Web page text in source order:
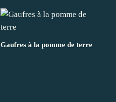
Gaufres à la pomme de terre